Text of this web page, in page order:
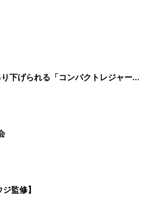
下げられる「コンパクトレジャーシ
監修】